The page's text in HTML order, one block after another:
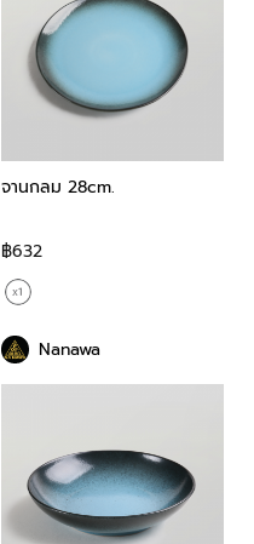
จานกลม 28cm.
฿632
Nanawa